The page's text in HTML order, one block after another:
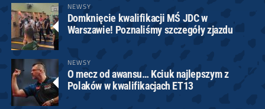
NEWSY
Domknięcie kwalifikacji MŚ JDC w
Warszawie! Poznaliśmy szczegóły zjazdu
NEWSY
O mecz od awansu… Kciuk najlepszym z
Polaków w kwalifikacjach ET13